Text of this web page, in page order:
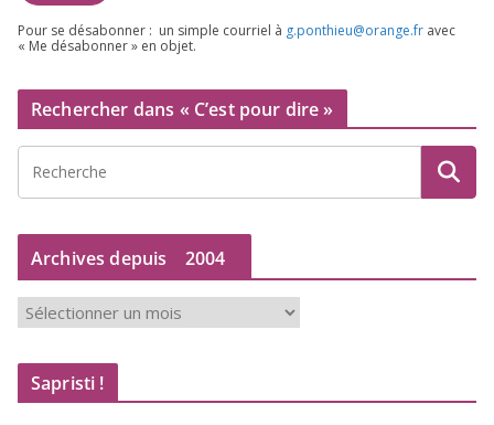
Pour se désa­bon­ner : un simple cour­riel à g.​ponthieu@​orange.​fr avec
« Me désa­bon­ner » en objet.
Rechercher dans « C’est pour dire »
Archives depuis 2004
c
Sapristi !